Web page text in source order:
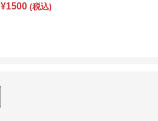
¥1500 (税込)